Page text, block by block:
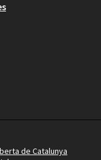
de Catalunya